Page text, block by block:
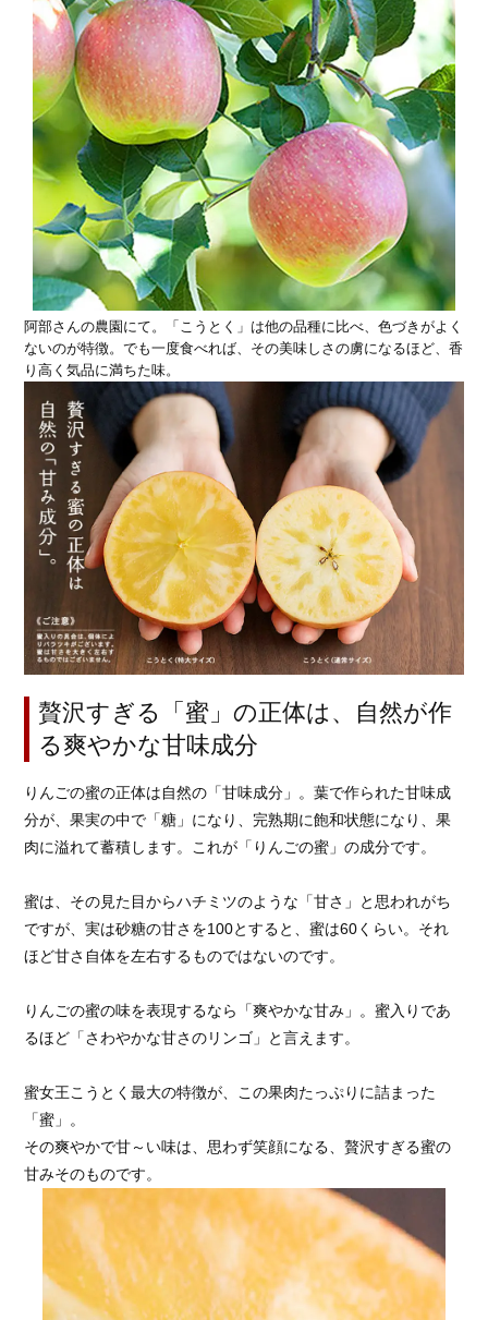
阿部さんの農園にて。「こうとく」は他の品種に比べ、色づきがよく
ないのが特徴。でも一度食べれば、その美味しさの虜になるほど、香
り高く気品に満ちた味。
贅沢すぎる「蜜」の正体は、自然が作
る爽やかな甘味成分
りんごの蜜の正体は自然の「甘味成分」。葉で作られた甘味成
分が、果実の中で「糖」になり、完熟期に飽和状態になり、果
肉に溢れて蓄積します。これが「りんごの蜜」の成分です。
蜜は、その見た目からハチミツのような「甘さ」と思われがち
ですが、実は砂糖の甘さを100とすると、蜜は60くらい。それ
ほど甘さ自体を左右するものではないのです。
りんごの蜜の味を表現するなら「爽やかな甘み」。蜜入りであ
るほど「さわやかな甘さのリンゴ」と言えます。
蜜女王こうとく最大の特徴が、この果肉たっぷりに詰まった
「蜜」。
その爽やかで甘～い味は、思わず笑顔になる、贅沢すぎる蜜の
甘みそのものです。